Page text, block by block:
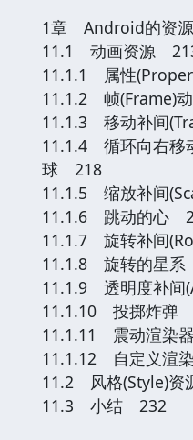
1章 Android的资
11.1 动画资源
11.1.1 属性
11.1.2 帧(Frame)
11.1.3 移动补间
11.1.4 循环向右移
球 218
11.1.5 缩放补间
11.1.6 跳动的心
11.1.7 旋转补间
11.1.8 旋转的星
11.1.9 透明度补间
11.1.10 投掷炸弹
11.1.11 震动渲染
11.1.12 自定义渲
11.2 风格(Style)资
11.3 小结 232